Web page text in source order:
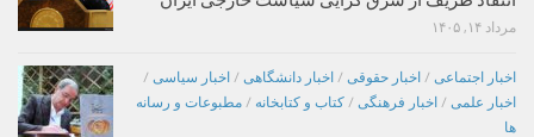
مرداد ۱۴, ۱۴۰۵
اخبار اجتماعی / اخبار حقوقی / اخبار دانشگاهی / اخبار سیاسی /
اخبار علمی / اخبار فرهنگی / کتاب و کتابخانه / مطبوعات و رسانه
ها